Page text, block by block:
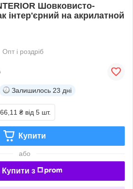
Шовковисто-
інтер'єрний на акрилатной
Опт і роздріб
Залишилось 23 дні
₴ від 5 шт.
Купити
або
Купити з